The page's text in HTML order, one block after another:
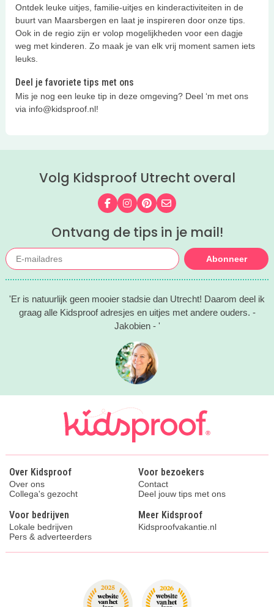
Ontdek leuke uitjes, familie-uitjes en kinderactiviteiten in de
buurt van Maarsbergen en laat je inspireren door onze tips.
Ook in de regio zijn er volop mogelijkheden voor een dagje
weg met kinderen. Zo maak je van elk vrij moment samen iets
leuks.
Deel je favoriete tips met ons
Mis je nog een leuke tip in deze omgeving? Deel ‘m met ons
via info@kidsproof.nl!
Volg Kidsproof Utrecht overal
Volg ons op Facebook
Volg ons op Instagram
Volg ons op Pinterest
Mail ons
Ontvang de tips in je mail!
Abonneer
'Er is natuurlijk geen mooier stadsie dan Utrecht! Daarom deel ik
graag alle Kidsproof adresjes en uitjes met andere ouders. -
Jakobien - '
Over Kidsproof
Over ons
Collega's gezocht
Voor bezoekers
Contact
Deel jouw tips met ons
Voor bedrijven
Lokale bedrijven
Pers & adverteerders
Meer Kidsproof
Kidsproofvakantie.nl